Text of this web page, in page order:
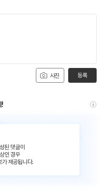
사진 등록
!
된 댓글이
인 경우
가 제공됩니다.